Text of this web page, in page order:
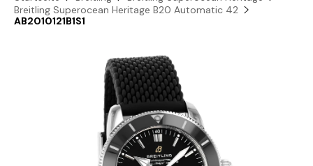
Breitling Superocean Heritage B20 Automatic 42
AB2010121B1S1
Zu Produktinformationen springen